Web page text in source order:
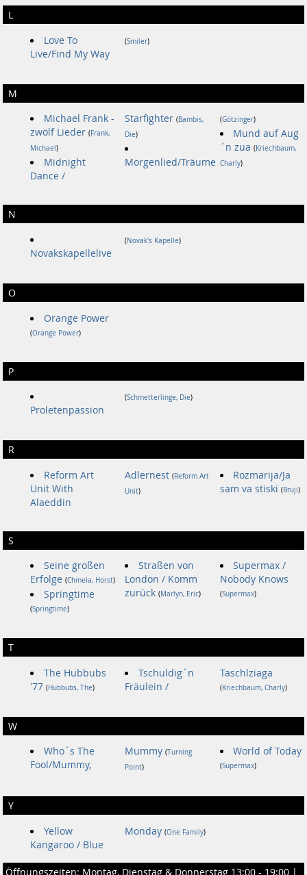
L
Love To
Live/Find My Way
(Smiler)
M
Michael Frank -
zwölf Lieder (Frank,
Michael )
Midnight
Dance /
Starfighter (Bambis,
Die)
Morgenlied/Träume
(Götzinger)
Mund auf Aug
´n zua (Kriechbaum,
Charly)
N
Novakskapellelive
(Novak's Kapelle)
O
Orange Power
(Orange Power)
P
Proletenpassion
(Schmetterlinge, Die)
R
Reform Art
Unit With
Alaeddin
Adlernest (Reform Art
Unit)
Rozmarija/Ja
sam va stiski (Bruji)
S
Seine großen
Erfolge (Chmela, Horst)
Springtime
(Springtime)
Straßen von
London / Komm
zurück (Marlyn, Eric)
Supermax /
Nobody Knows
(Supermax)
T
The Hubbubs
'77 (Hubbubs, The)
Tschuldig´n
Fräulein /
Taschlziaga
(Kriechbaum, Charly)
W
Who´s The
Fool/Mummy,
Mummy (Turning
Point)
World of Today
(Supermax)
Y
Yellow
Kangaroo / Blue
Monday (One Family)
Öffnungszeiten: Montag, Dienstag & Donnerstag 13:00 - 19:00 |